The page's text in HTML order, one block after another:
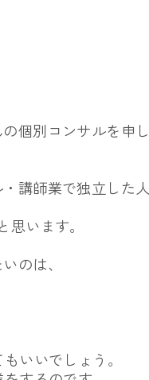
個別コンサルを申
講師業で独立した
います。
のは、
いいでしょう。